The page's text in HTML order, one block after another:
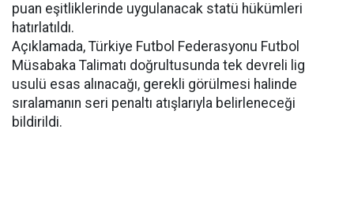
puan eşitliklerinde uygulanacak statü hükümleri
hatırlatıldı.
Açıklamada, Türkiye Futbol Federasyonu Futbol
Müsabaka Talimatı doğrultusunda tek devreli lig
usulü esas alınacağı, gerekli görülmesi halinde
sıralamanın seri penaltı atışlarıyla belirleneceği
bildirildi.